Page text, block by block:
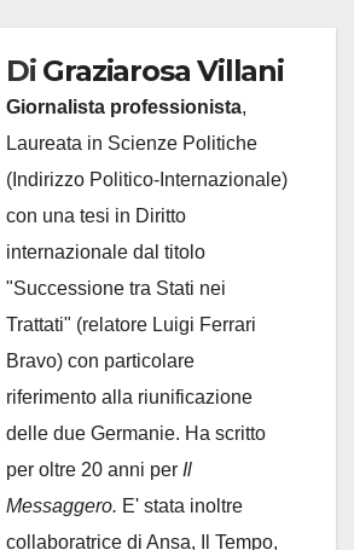
Di Graziarosa Villani
Giornalista professionista,
Laureata in Scienze Politiche
(Indirizzo Politico-Internazionale)
con una tesi in Diritto
internazionale dal titolo
"Successione tra Stati nei
Trattati" (relatore Luigi Ferrari
Bravo) con particolare
riferimento alla riunificazione
delle due Germanie. Ha scritto
per oltre 20 anni per Il
Messaggero. E' stata inoltre
collaboratrice di Ansa, Il Tempo,